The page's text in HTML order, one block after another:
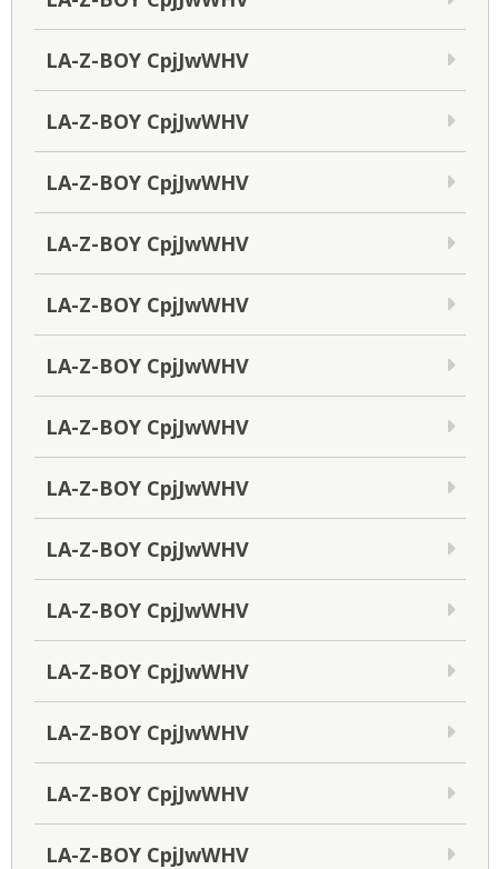
LA-Z-BOY CpjJwWHV
LA-Z-BOY CpjJwWHV
LA-Z-BOY CpjJwWHV
LA-Z-BOY CpjJwWHV
LA-Z-BOY CpjJwWHV
LA-Z-BOY CpjJwWHV
LA-Z-BOY CpjJwWHV
LA-Z-BOY CpjJwWHV
LA-Z-BOY CpjJwWHV
LA-Z-BOY CpjJwWHV
LA-Z-BOY CpjJwWHV
LA-Z-BOY CpjJwWHV
LA-Z-BOY CpjJwWHV
LA-Z-BOY CpjJwWHV